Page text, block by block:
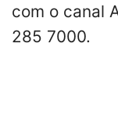
com o canal
285 7000.